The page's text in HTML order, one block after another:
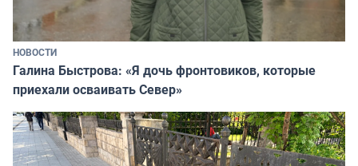
НОВОСТИ
Галина Быстрова: «Я дочь фронтовиков, которые
приехали осваивать Север»